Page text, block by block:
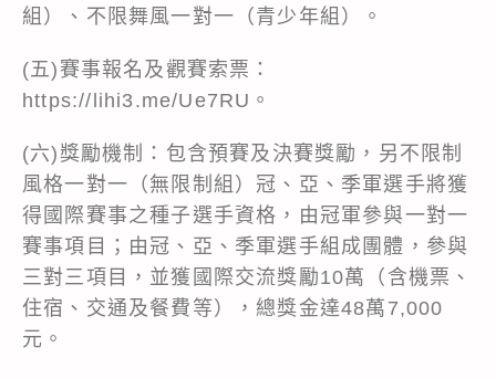
組）、不限舞風一對一（青少年組）。
(五)賽事報名及觀賽索票：
https://lihi3.me/Ue7RU。
(六)獎勵機制：包含預賽及決賽獎勵，另不限制
風格一對一（無限制組）冠、亞、季軍選手將獲
得國際賽事之種子選手資格，由冠軍參與一對一
賽事項目；由冠、亞、季軍選手組成團體，參與
三對三項目，並獲國際交流獎勵10萬（含機票、
住宿、交通及餐費等），總獎金達48萬7,000
元。